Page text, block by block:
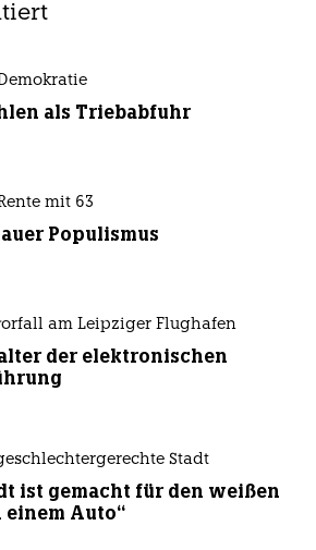
als Triebabfuhr
mit 63
Populismus
am Leipziger Flughafen
der elektronischen
Stadt
ist gemacht für den weißen
Auto“